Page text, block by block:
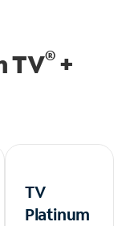
TV®+
TV
Platinum